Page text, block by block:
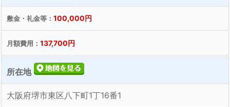
敷金・礼金等： 100,000円
月額費用： 137,700円
所在地
大阪府堺市東区八下町1丁16番1